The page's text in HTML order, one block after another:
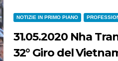
NOTIZIE IN PRIMO PIANO
31.05.2020 Nha
32° Giro del